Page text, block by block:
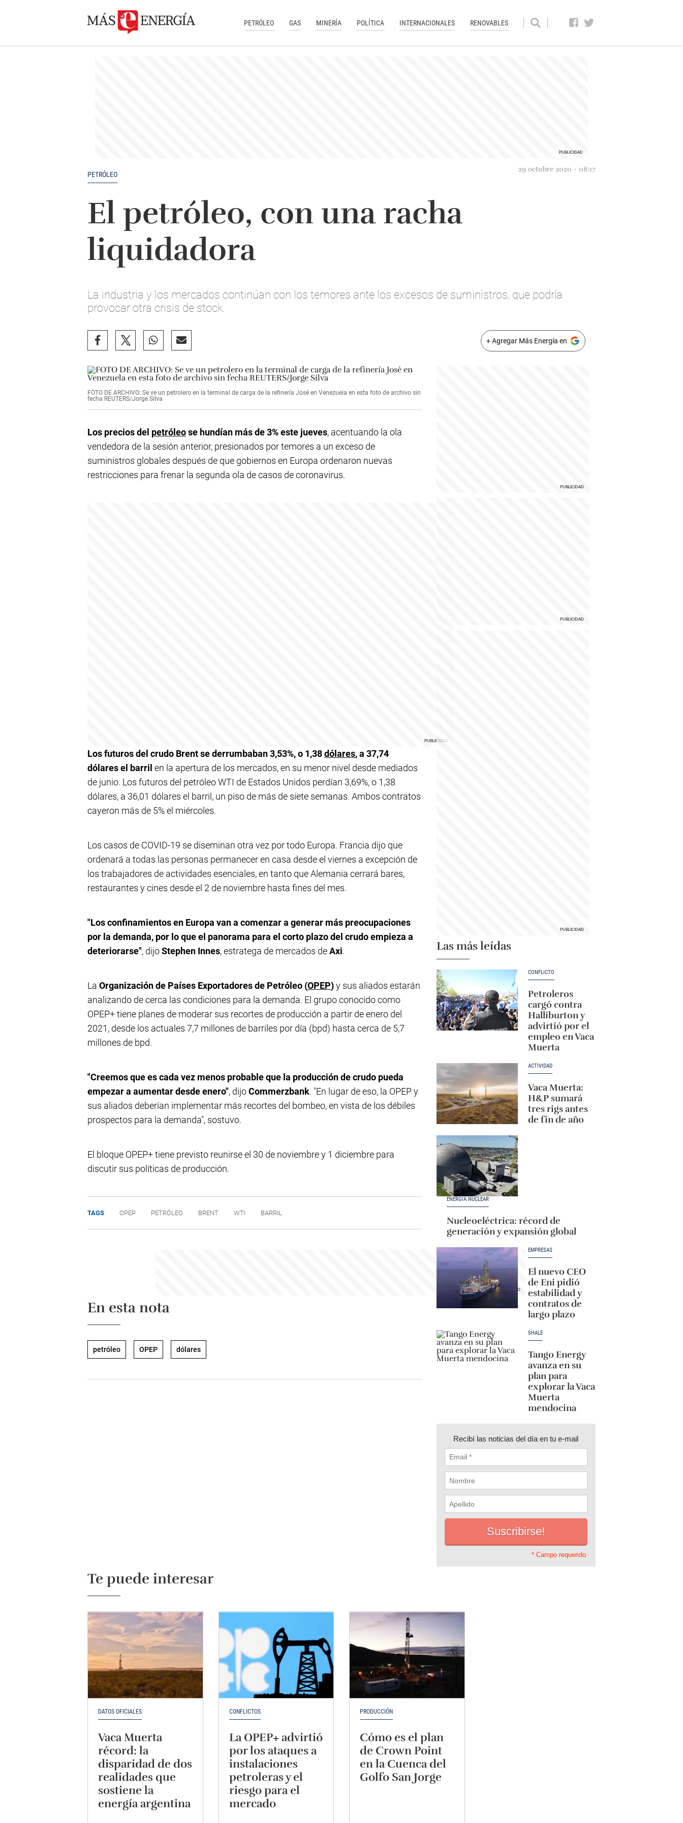
PETRÓLEO GAS MINERÍA POLÍTICA INTERNACIONALES RENOVABLES
PETRÓLEO
29 octubre 2020 - 08:17
El petróleo, con una racha
liquidadora
La industria y los mercados continúan con los temores ante los excesos de suministros, que podría
provocar otra crisis de stock.
+ Agregar Más Energía en
FOTO DE ARCHIVO: Se ve un petrolero en la terminal de carga de la refinería José en Venezuela en esta foto de archivo sin
fecha REUTERS/Jorge Silva
Los precios del petróleose hundían más de 3% este jueves, acentuando la ola
vendedora de la sesión anterior, presionados por temores a un exceso de
suministros globales después de que gobiernos en Europa ordenaron nuevas
restricciones para frenar la segunda ola de casos de coronavirus.
Los futuros del crudo Brent se derrumbaban 3,53%, o 1,38dólares, a 37,74
dólares el barril en la apertura de los mercados, en su menor nivel desde mediados
de junio. Los futuros del petróleo WTI de Estados Unidos perdían 3,69%, o 1,38
dólares, a 36,01 dólares el barril, un piso de más de siete semanas. Ambos contratos
cayeron más de 5% el miércoles.
Los casos de COVID-19 se diseminan otra vez por todo Europa. Francia dijo que
ordenará a todas las personas permanecer en casa desde el viernes a excepción de
los trabajadores de actividades esenciales, en tanto que Alemania cerrará bares,
restaurantes y cines desde el 2 de noviembre hasta fines del mes.
"Los confinamientos en Europa van a comenzar a generar más preocupaciones
por la demanda, por lo que el panorama para el corto plazo del crudo empieza a
deteriorarse", dijoStephen Innes, estratega de mercados deAxi.
La Organización de Países Exportadores de Petróleo (OPEP)y sus aliados estarán
analizando de cerca las condiciones para la demanda. El grupo conocido como
OPEP+ tiene planes de moderar sus recortes de producción a partir de enero del
2021, desde los actuales 7,7 millones de barriles por día (bpd) hasta cerca de 5,7
millones de bpd.
"Creemos que es cada vez menos probable que la producción de crudo pueda
empezar a aumentar desde enero", dijoCommerzbank. "En lugar de eso, la OPEP y
sus aliados deberían implementar más recortes del bombeo, en vista de los débiles
prospectos para la demanda", sostuvo.
El bloque OPEP+ tiene previsto reunirse el 30 de noviembre y 1 diciembre para
discutir sus políticas de producción.
TAGS OPEP PETRÓLEO BRENT WTI BARRIL
En esta nota
petróleo OPEP dólares
Las más leídas
CONFLICTO
Petroleros
cargó contra
Halliburton y
advirtió por el
empleo en Vaca
Muerta
ACTIVIDAD
Vaca Muerta:
H&P sumará
tres rigs antes
de fin de año
ENERGÍA NUCLEAR
Nucleoeléctrica: récord de
generación y expansión global
EMPRESAS
El nuevo CEO
de Eni pidió
estabilidad y
contratos de
largo plazo
SHALE
Tango Energy
avanza en su
plan para
explorar la Vaca
Muerta
mendocina
Recibí las noticias del día en tu e-mail
* Campo requerido
Te puede interesar
DATOS OFICIALES
Vaca Muerta
récord: la
disparidad de dos
realidades que
sostiene la
energía argentina
CONFLICTOS
La OPEP+ advirtió
por los ataques a
instalaciones
petroleras y el
riesgo para el
mercado
PRODUCCIÓN
Cómo es el plan
de Crown Point
en la Cuenca del
Golfo San Jorge